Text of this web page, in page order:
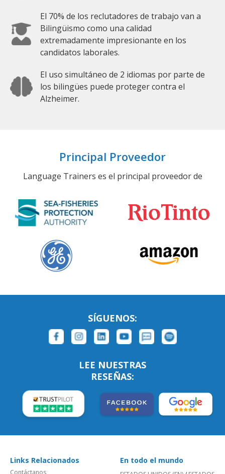
El 70% de los reclutadores de trabajo van a
Bilingüismo como una calidad
extremadamente impresionante en los
candidatos laborales.
El uso simultáneo de 2 idiomas por parte de
los bilingües puede proteger contra el
Alzheimer.
Principal Proveedor
Language Trainers es el principal proveedor de
SÍGUENOS:
LEE NUESTRAS
RESEÑAS:
Links Relacionados
Contáctanos
En todo el mundo